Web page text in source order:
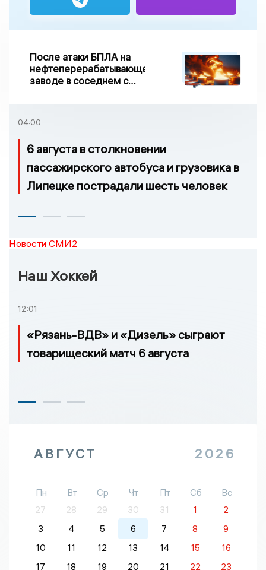
После атаки БПЛА на
нефтеперерабатывающем
заводе в соседнем с
04:00
6 августа в столкновении
пассажирского автобуса и грузовика в
Липецке пострадали шесть человек
Новости СМИ2
Наш Хоккей
12:01
«Рязань-ВДВ» и «Дизель» сыграют
товарищеский матч 6 августа
АВГУСТ 2026
Пн Вт Ср Чт Пт Сб
Вс
27
28 29 30 31 1
2
3
4 5 6 7 8
9
10
11 12 13 14 15
16
17
18 19 20 21 22 23